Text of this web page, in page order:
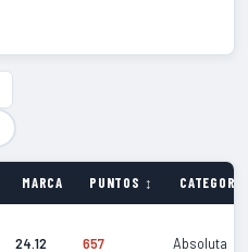
MARCA PUNTOS ↕
24.12 657 Absoluta